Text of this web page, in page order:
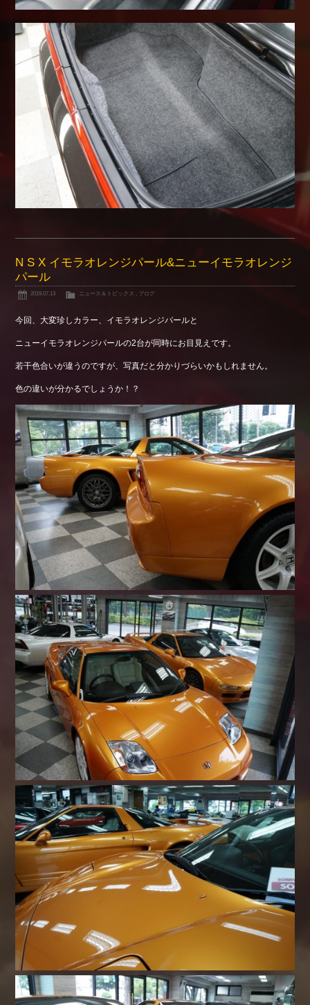
N S X イモラオレンジパール&ニューイモラオレンジ
パール
2019.07.13 ニュース＆トピックス ブログ
今回、大変珍しカラー、イモラオレンジパールと
ニューイモラオレンジパールの2台が同時にお目見えです。
若干色合いが違うのですが、写真だと分かりづらいかもしれません。
色の違いが分かるでしょうか！？